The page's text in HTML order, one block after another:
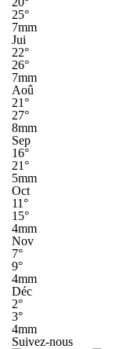
25°
7mm
Jui
22°
26°
7mm
Aoû
21°
27°
8mm
Sep
16°
21°
5mm
Oct
11°
15°
4mm
Nov
7°
9°
4mm
Déc
2°
3°
4mm
Suivez-nous